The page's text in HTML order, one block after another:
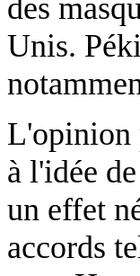
des
Unis.
L'opinion
à l'idée
un effet
accords